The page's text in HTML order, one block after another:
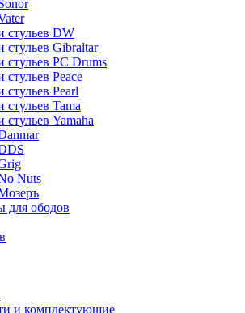
стульев DW
стульев Gibraltar
стульев PC Drums
стульев Peace
стульев Pearl
стульев Tama
стульев Yamaha
Nuts
для ободов
и комплектующие